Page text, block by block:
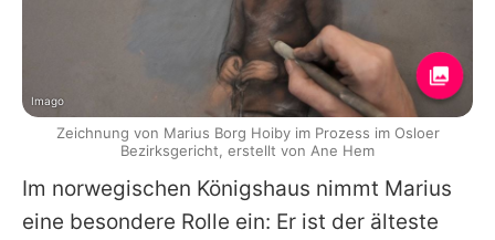
Im norwegischen Königshaus nimmt Marius
eine besondere Rolle ein: Er ist der älteste
Imago
Zeichnung von Marius Borg Hoiby im Prozess im Osloer
Bezirksgericht, erstellt von Ane Hem